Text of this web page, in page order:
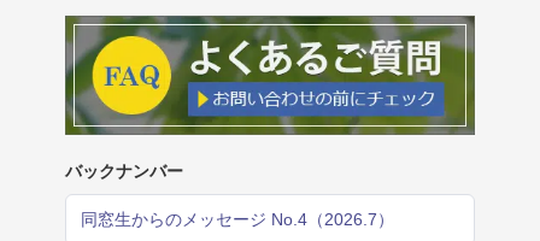
バックナンバー
同窓生からのメッセージ No.4（2026.7）